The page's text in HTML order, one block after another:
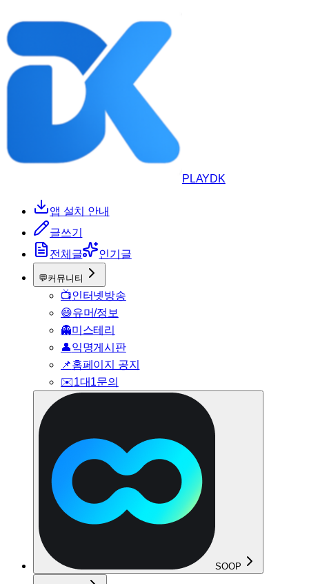
PLAYDK
앱 설치 안내
글쓰기
전체글
인기글
💬커뮤니티
📺인터넷방송
😄유머/정보
👻미스테리
👤익명게시판
📌홈페이지 공지
✉️1대1문의
SOOP